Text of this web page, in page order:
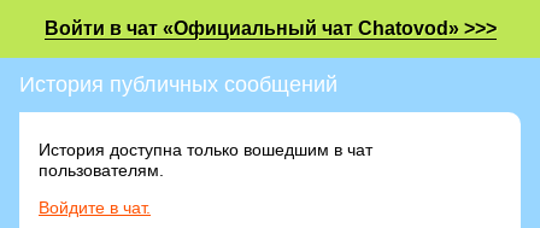
Войти в чат «Официальный чат Chatovod» >>>
История публичных сообщений
История доступна только вошедшим в чат
пользователям.
Войдите в чат.